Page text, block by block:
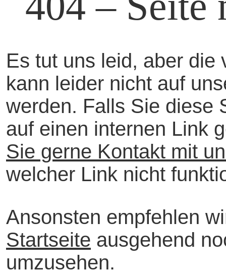
Es tut uns leid, aber die
kann leider nicht auf
werden. Falls Sie diese
auf einen internen Link
Sie gerne Kontakt mit
welcher Link nicht
Ansonsten empfehlen
Startseite ausgehend
umzusehen.